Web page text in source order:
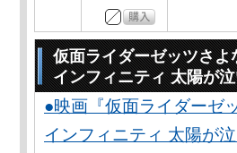
仮面ライダーゼッツさ
インフィニティ 太陽が
●映画『仮面ライダーゼ
インフィニティ 太陽が